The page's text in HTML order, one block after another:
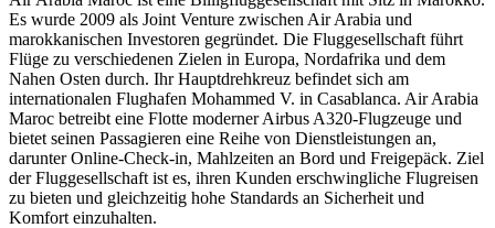
Es wurde 2009 als Joint Venture zwischen Air Arabia und
marokkanischen Investoren gegründet. Die Fluggesellschaft führt
Flüge zu verschiedenen Zielen in Europa, Nordafrika und dem
Nahen Osten durch. Ihr Hauptdrehkreuz befindet sich am
internationalen Flughafen Mohammed V. in Casablanca. Air Arabia
Maroc betreibt eine Flotte moderner Airbus A320-Flugzeuge und
bietet seinen Passagieren eine Reihe von Dienstleistungen an,
darunter Online-Check-in, Mahlzeiten an Bord und Freigepäck. Ziel
der Fluggesellschaft ist es, ihren Kunden erschwingliche Flugreisen
zu bieten und gleichzeitig hohe Standards an Sicherheit und
Komfort einzuhalten.